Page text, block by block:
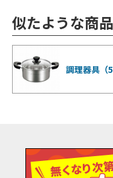
似たような商
調理器具（